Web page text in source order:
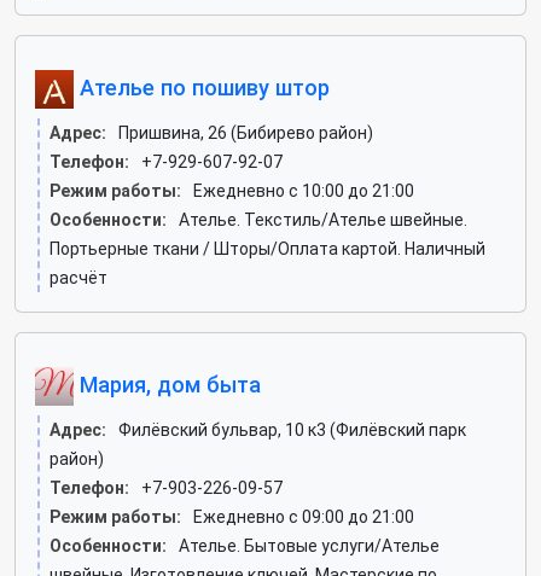
Ателье по пошиву штор
Адрес:
Пришвина, 26 (Бибирево район)
Телефон:
+7-929-607-92-07
Режим работы:
Ежедневно с 10:00 до 21:00
Особенности:
Ателье. Текстиль/Ателье швейные.
Портьерные ткани / Шторы/Оплата картой. Наличный
расчёт
Мария, дом быта
Адрес:
Филёвский бульвар, 10 к3 (Филёвский парк
район)
Телефон:
+7-903-226-09-57
Режим работы:
Ежедневно с 09:00 до 21:00
Особенности:
Ателье. Бытовые услуги/Ателье